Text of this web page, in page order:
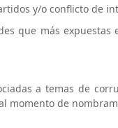
y/o conflicto de
que más
a temas de
momento de